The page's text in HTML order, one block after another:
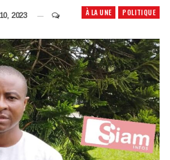
À LA UNE POLITIQUE
2023